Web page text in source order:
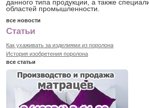
данного типа продукции, а также
областей промышленности.
все новости
Статьи
Как ухаживать за изделиями из поролона
История изобретения поролона
все статьи